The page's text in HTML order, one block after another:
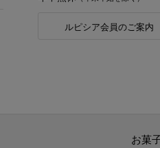
ルピシア会員のご案内
お菓